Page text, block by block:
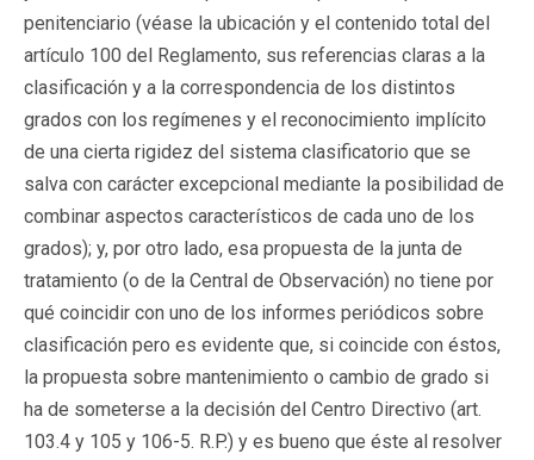
penitenciario (véase la ubicación y el contenido total del
artículo 100 del Reglamento, sus referencias claras a la
clasificación y a la correspondencia de los distintos
grados con los regímenes y el reconocimiento implícito
de una cierta rigidez del sistema clasificatorio que se
salva con carácter excepcional mediante la posibilidad de
combinar aspectos característicos de cada uno de los
grados); y, por otro lado, esa propuesta de la junta de
tratamiento (o de la Central de Observación) no tiene por
qué coincidir con uno de los informes periódicos sobre
clasificación pero es evidente que, si coincide con éstos,
la propuesta sobre mantenimiento o cambio de grado si
ha de someterse a la decisión del Centro Directivo (art.
103.4 y 105 y 106-5. R.P.) y es bueno que éste al resolver